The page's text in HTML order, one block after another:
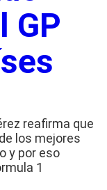
GP
reafirma que
los mejores
y por eso
1